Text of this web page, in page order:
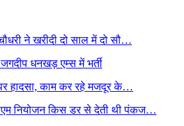
ने खरीदी दो साल में दो सौ…
जगदीप धनखड़ एम्स में भर्ती
हादसा, काम कर रहे मजदूर के…
नियोजन किस डर से देती थी पंकज…